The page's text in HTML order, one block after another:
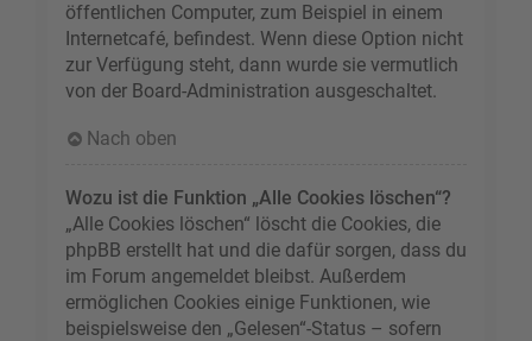
öffentlichen Computer, zum Beispiel in einem
Internetcafé, befindest. Wenn diese Option nicht
zur Verfügung steht, dann wurde sie vermutlich
von der Board-Administration ausgeschaltet.
Nach oben
Wozu ist die Funktion „Alle Cookies löschen“?
„Alle Cookies löschen“ löscht die Cookies, die
phpBB erstellt hat und die dafür sorgen, dass du
im Forum angemeldet bleibst. Außerdem
ermöglichen Cookies einige Funktionen, wie
beispielsweise den „Gelesen“-Status – sofern